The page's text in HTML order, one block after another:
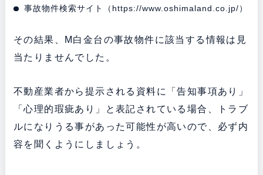
事故物件検索サイト（ https://www.oshimaland.co.jp/）
その結果、M白金台の事故物件に該当する情報は見
当たりませんでした。
不動産業者から提示される資料に「告知事項あり」
「心理的瑕疵あり」と表記されている場合、トラブ
ルになりうる事があった可能性が高いので、必ず内
容を聞くようにしましょう。